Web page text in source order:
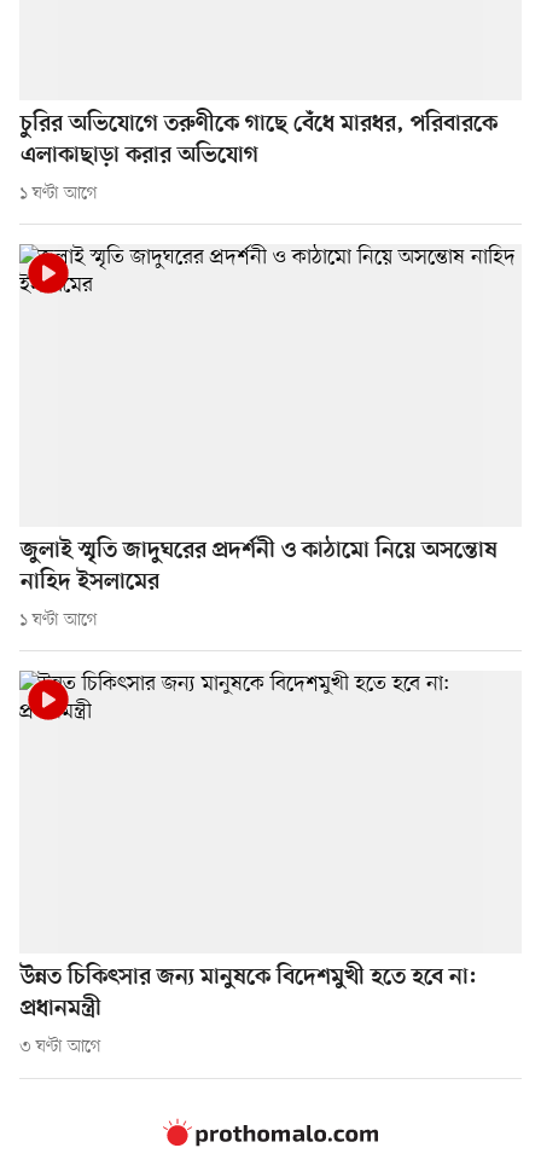
চুরির অভিযোগে তরুণীকে গাছে বেঁধে মারধর, পরিবারকে
এলাকাছাড়া করার অভিযোগ
১ ঘণ্টা আগে
জুলাই স্মৃতি জাদুঘরের প্রদর্শনী ও কাঠামো নিয়ে অসন্তোষ
নাহিদ ইসলামের
১ ঘণ্টা আগে
উন্নত চিকিৎসার জন্য মানুষকে বিদেশমুখী হতে হবে না:
প্রধানমন্ত্রী
৩ ঘণ্টা আগে